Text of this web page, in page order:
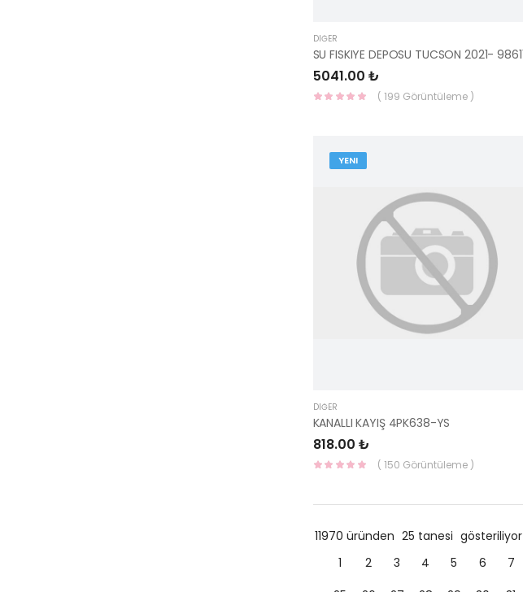
DIĞER
5041.00 ₺
( 199 Görüntüleme )
YENI
DIĞER
KANALLI KAYIŞ 4PK638-YS
818.00 ₺
( 150 Görüntüleme )
11970 üründen 25 tanesi gösteriliyor
1
2 3 4 5 6 7